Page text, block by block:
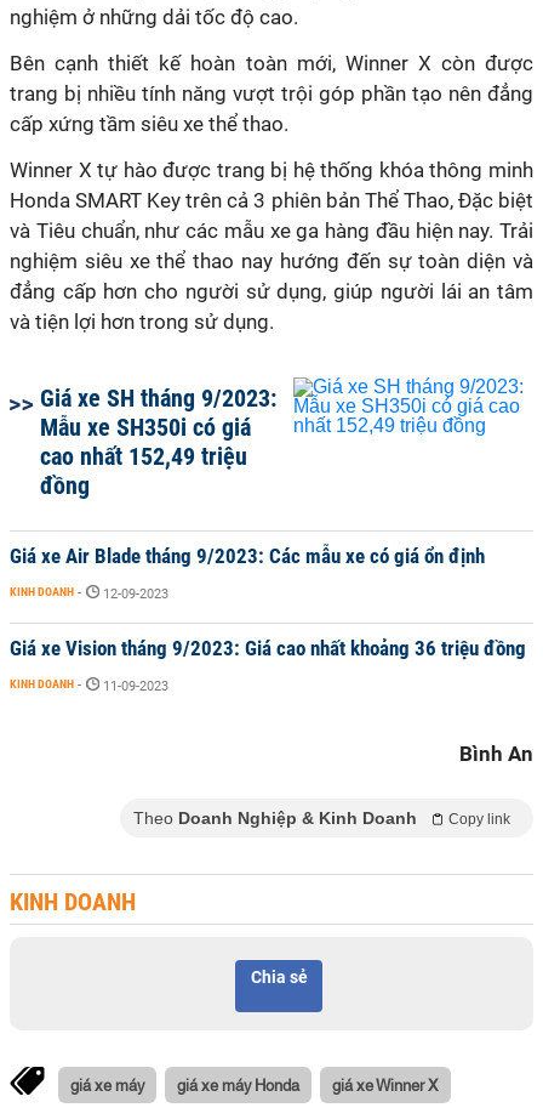
nghiệm ở những dải tốc độ cao.
Bên cạnh thiết kế hoàn toàn mới, Winner X còn được
trang bị nhiều tính năng vượt trội góp phần tạo nên đẳng
cấp xứng tầm siêu xe thể thao.
Winner X tự hào được trang bị hệ thống khóa thông minh
Honda SMART Key trên cả 3 phiên bản Thể Thao, Đặc biệt
và Tiêu chuẩn, như các mẫu xe ga hàng đầu hiện nay. Trải
nghiệm siêu xe thể thao nay hướng đến sự toàn diện và
đẳng cấp hơn cho người sử dụng, giúp người lái an tâm
và tiện lợi hơn trong sử dụng.
Giá xe SH tháng 9/2023:
Mẫu xe SH350i có giá
cao nhất 152,49 triệu
đồng
Giá xe Air Blade tháng 9/2023: Các mẫu xe có giá ổn định
KINH DOANH - 12-09-2023
Giá xe Vision tháng 9/2023: Giá cao nhất khoảng 36 triệu đồng
KINH DOANH - 11-09-2023
Bình An
Theo Doanh Nghiệp & Kinh Doanh Copy link
KINH DOANH
Chia sẻ
giá xe máy giá xe máy Honda giá xe Winner X